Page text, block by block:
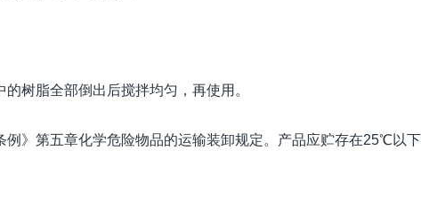
树脂全部倒出后搅拌均匀，再使用。
》第五章化学危险物品的运输装卸规定。产品应贮存在25℃以